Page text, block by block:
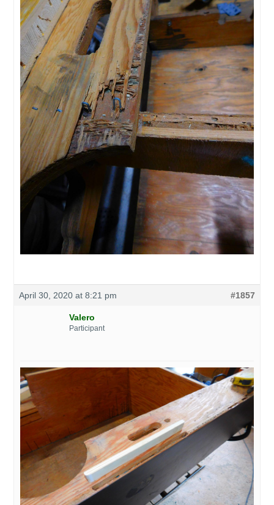
April 30, 2020 at 8:21 pm #1857
Valero
Participant